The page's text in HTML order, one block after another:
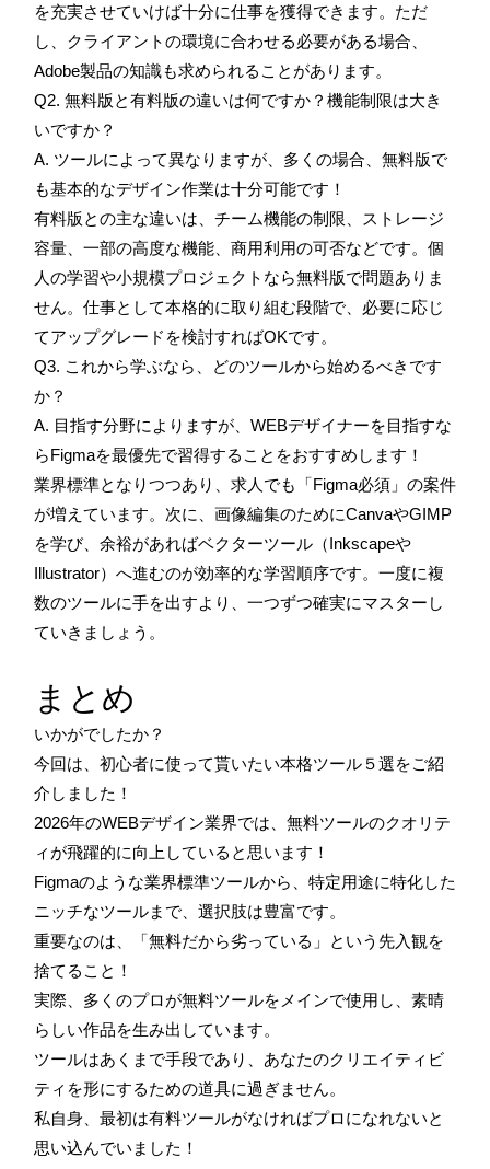
を充実させていけば十分に仕事を獲得できます。ただ
し、クライアントの環境に合わせる必要がある場合、
Adobe製品の知識も求められることがあります。
Q2. 無料版と有料版の違いは何ですか？機能制限は大き
いですか？
A. ツールによって異なりますが、多くの場合、無料版で
も基本的なデザイン作業は十分可能です！
有料版との主な違いは、チーム機能の制限、ストレージ
容量、一部の高度な機能、商用利用の可否などです。個
人の学習や小規模プロジェクトなら無料版で問題ありま
せん。仕事として本格的に取り組む段階で、必要に応じ
てアップグレードを検討すればOKです。
Q3. これから学ぶなら、どのツールから始めるべきです
か？
A. 目指す分野によりますが、WEBデザイナーを目指すな
らFigmaを最優先で習得することをおすすめします！
業界標準となりつつあり、求人でも「Figma必須」の案件
が増えています。次に、画像編集のためにCanvaやGIMP
を学び、余裕があればベクターツール（Inkscapeや
Illustrator）へ進むのが効率的な学習順序です。一度に複
数のツールに手を出すより、一つずつ確実にマスターし
ていきましょう。
まとめ
いかがでしたか？
今回は、初心者に使って貰いたい本格ツール５選をご紹
介しました！
2026年のWEBデザイン業界では、無料ツールのクオリテ
ィが飛躍的に向上していると思います！
Figmaのような業界標準ツールから、特定用途に特化した
ニッチなツールまで、選択肢は豊富です。
重要なのは、「無料だから劣っている」という先入観を
捨てること！
実際、多くのプロが無料ツールをメインで使用し、素晴
らしい作品を生み出しています。
ツールはあくまで手段であり、あなたのクリエイティビ
ティを形にするための道具に過ぎません。
私自身、最初は有料ツールがなければプロになれないと
思い込んでいました！